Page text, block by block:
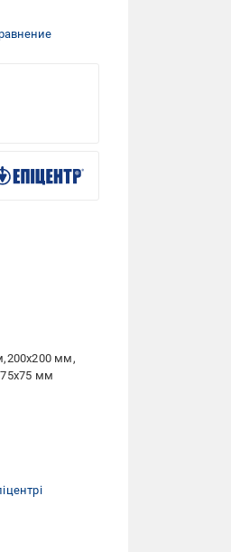
200x200 мм
75x75 мм